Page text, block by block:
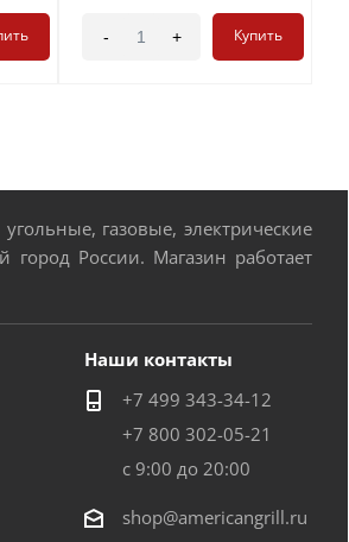
- + Купить
газовые, электрические
России. Магазин работает
Наши контакты
+7 499 343-34-12
+7 800 302-05-21
с 9:00 до 20:00
shop@americangrill.ru